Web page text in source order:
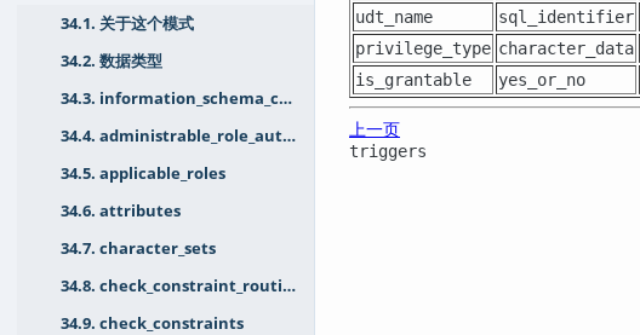
34.1. 关于这个模式
34.2. 数据类型
34.3. information_schema_catalog_name
34.4. administrable_role_authorizations
34.5. applicable_roles
34.6. attributes
34.7. character_sets
34.8. check_constraint_routine_usage
34.9. check_constraints
udt_name sql_identifier
privilege_type character_data
is_grantable
yes_or_no
上一页
triggers